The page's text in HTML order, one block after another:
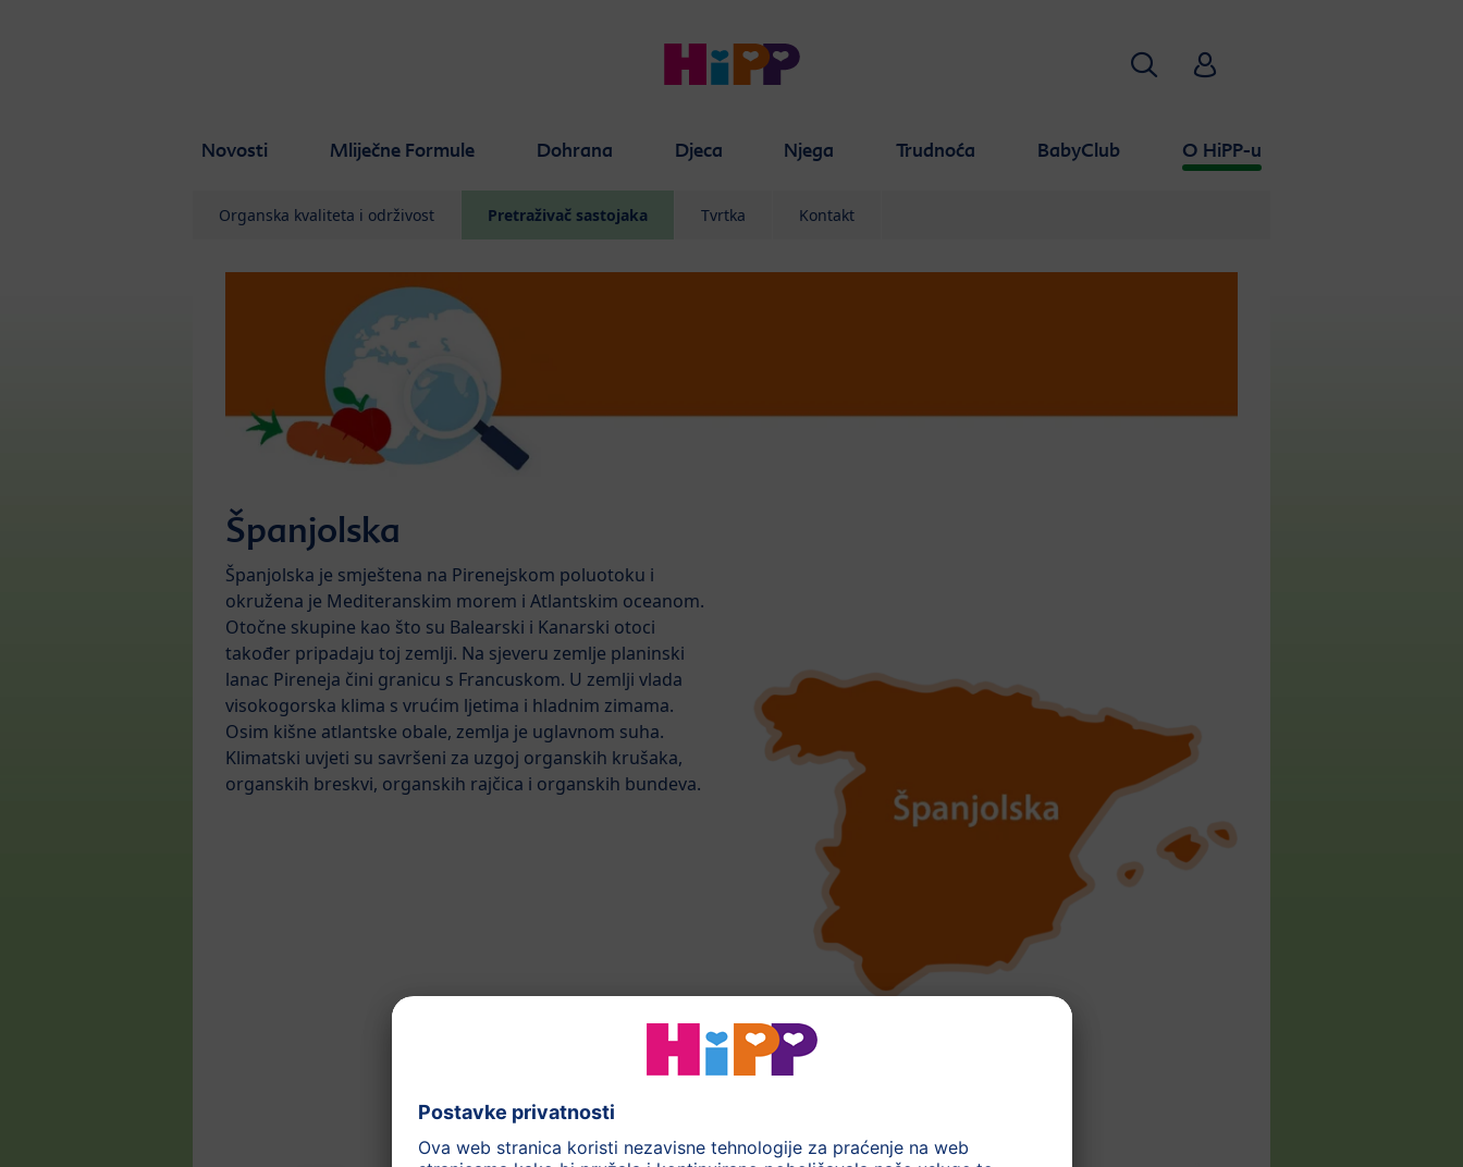
Novosti Mliječne Formule Dohrana Djeca Njega Trudnoća BabyClub O HiPP-u
Traži HiPP Babyclub
Organska kvaliteta i održivost Pretraživač sastojaka Tvrtka Kontakt
Španjolska
Španjolska je smještena na Pirenejskom poluotoku i
okružena je Mediteranskim morem i Atlantskim oceanom.
Otočne skupine kao što su Balearski i Kanarski otoci
također pripadaju toj zemlji. Na sjeveru zemlje planinski
lanac Pireneja čini granicu s Francuskom. U zemlji vlada
visokogorska klima s vrućim ljetima i hladnim zimama.
Osim kišne atlantske obale, zemlja je uglavnom suha.
Klimatski uvjeti su savršeni za uzgoj organskih krušaka,
organskih breskvi, organskih rajčica i organskih bundeva.